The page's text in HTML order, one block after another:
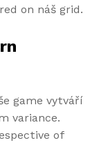
on náš grid.
game vytváří
variance.
of